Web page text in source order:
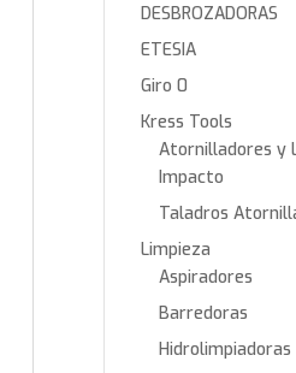
DESBROZADORAS
ETESIA
Giro 0
Kress Tools
Atornilladores y
Impacto
Taladros
Limpieza
Aspiradores
Barredoras
Hidrolimpiadoras